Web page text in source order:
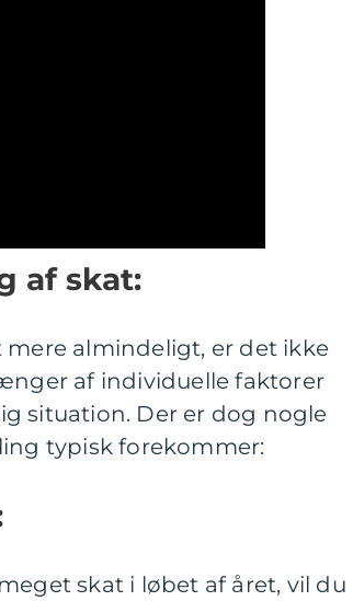
af skat:
almindeligt, er det ikke
af individuelle faktorer
situation. Der er dog nogle
typisk forekommer:
skat i løbet af året, vil du